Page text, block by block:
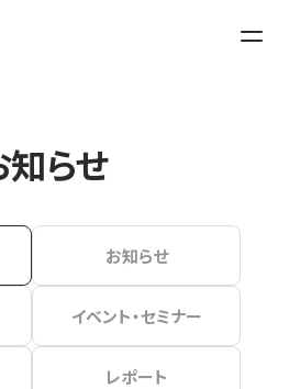
知らせ
お知らせ
イベント・セミナー
レポート